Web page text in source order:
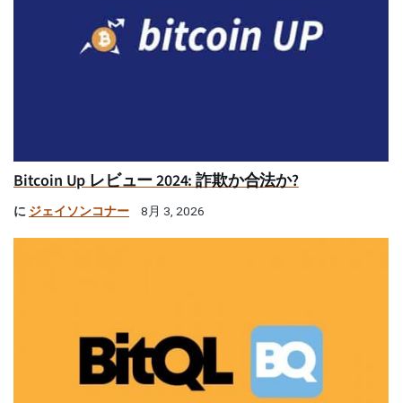
Bitcoin Up レビュー 2024: 詐欺か合法か?
に ジェイソンコナー 8月 3, 2026